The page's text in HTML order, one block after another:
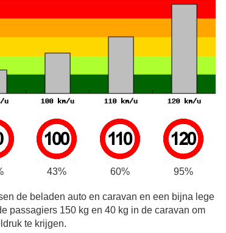
43% 60% 95%
de beladen auto en caravan en een bijna lege
passagiers 150 kg en 40 kg in de caravan om
te krijgen.